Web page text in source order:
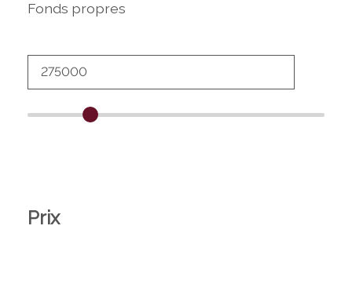
Fonds propres
Prix